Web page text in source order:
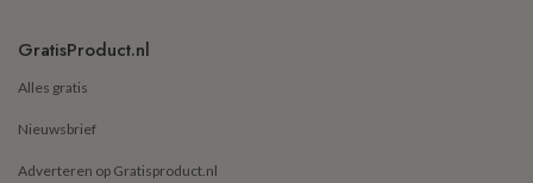
GratisProduct.nl
Alles gratis
Nieuwsbrief
Adverteren op Gratisproduct.nl